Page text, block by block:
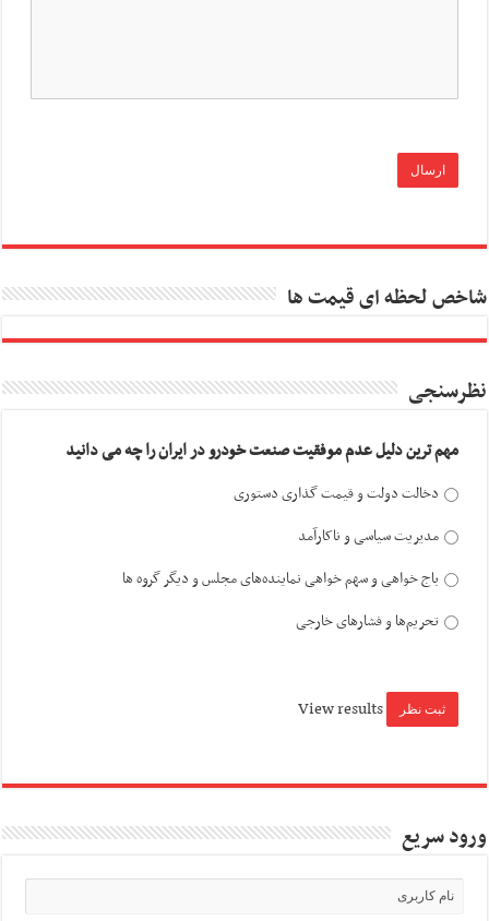
شاخص لحظه ای قیمت ها
نظرسنجی
مهم ترین دلیل عدم موفقیت صنعت خودرو در ایران را چه می دانید
دخالت دولت و قیمت گذاری دستوری
مدیریت سیاسی و ناکارآمد
باج خواهی و سهم خواهی نماینده‌های مجلس و دیگر گروه ها
تحریم‌ها و فشارهای خارجی
View results
ورود سریع